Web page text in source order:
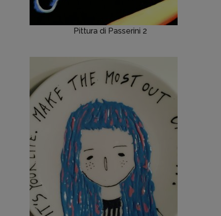
Pittura di Passerini 2